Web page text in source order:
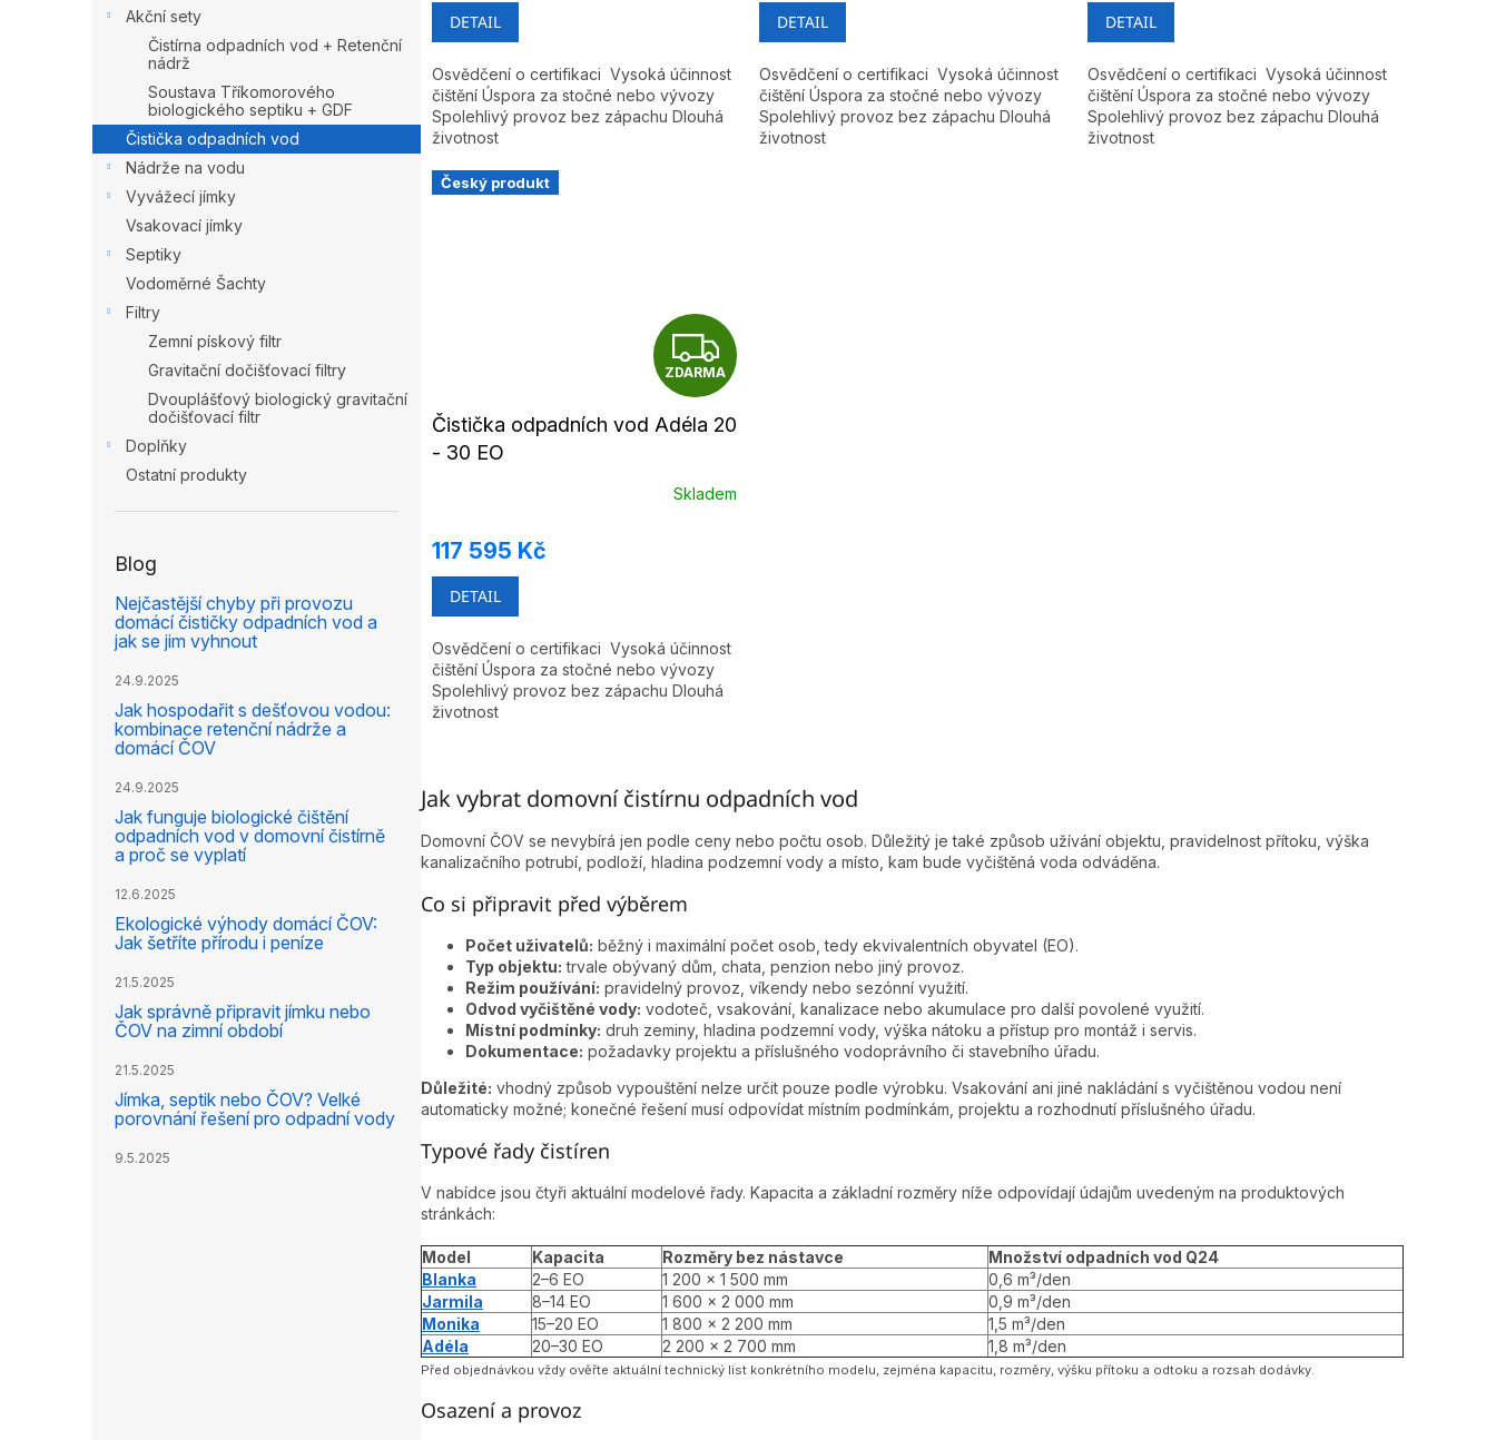
Akční sety
Čistírna odpadních vod + Retenční
nádrž
Soustava Tříkomorového
biologického septiku + GDF
Čistička odpadních vod
Nádrže na vodu
Vyvážecí jímky
Vsakovací jímky
Septiky
Vodoměrné Šachty
Filtry
Zemní pískový filtr
Gravitační dočišťovací filtry
Dvouplášťový biologický gravitační
dočišťovací filtr
Doplňky
Ostatní produkty
Blog
Nejčastější chyby při provozu
domácí čističky odpadních vod a
jak se jim vyhnout
24.9.2025
Jak hospodařit s dešťovou vodou:
kombinace retenční nádrže a
domácí ČOV
24.9.2025
Jak funguje biologické čištění
odpadních vod v domovní čistírně
a proč se vyplatí
12.6.2025
Ekologické výhody domácí ČOV:
Jak šetříte přírodu i peníze
21.5.2025
Jak správně připravit jímku nebo
ČOV na zimní období
21.5.2025
Jímka, septik nebo ČOV? Velké
porovnání řešení pro odpadní vody
9.5.2025
DETAIL
Osvědčení o certifikaci Vysoká účinnost
čištění Úspora za stočné nebo vývozy
Spolehlivý provoz bez zápachu Dlouhá
životnost
DETAIL
Osvědčení o certifikaci Vysoká účinnost
čištění Úspora za stočné nebo vývozy
Spolehlivý provoz bez zápachu Dlouhá
životnost
DETAIL
Osvědčení o certifikaci Vysoká účinnost
čištění Úspora za stočné nebo vývozy
Spolehlivý provoz bez zápachu Dlouhá
životnost
Český produkt
Z
D
A
R
ZDARMA
Čistička odpadních vod Adéla 20
- 30 EO
Skladem
117 595 Kč
DETAIL
Osvědčení o certifikaci Vysoká účinnost
čištění Úspora za stočné nebo vývozy
Spolehlivý provoz bez zápachu Dlouhá
životnost
d
a
r
v
k
y
v
ý
p
i
s
Jak vybrat domovní čistírnu odpadních vod
Domovní ČOV se nevybírá jen podle ceny nebo počtu osob. Důležitý je také způsob užívání objektu, pravidelnost přítoku, výška
kanalizačního potrubí, podloží, hladina podzemní vody a místo, kam bude vyčištěná voda odváděna.
Co si připravit před výběrem
Počet uživatelů: běžný i maximální počet osob, tedy ekvivalentních obyvatel (EO).
Typ objektu: trvale obývaný dům, chata, penzion nebo jiný provoz.
Režim používání: pravidelný provoz, víkendy nebo sezónní využití.
Odvod vyčištěné vody: vodoteč, vsakování, kanalizace nebo akumulace pro další povolené využití.
Místní podmínky: druh zeminy, hladina podzemní vody, výška nátoku a přístup pro montáž i servis.
Dokumentace: požadavky projektu a příslušného vodoprávního či stavebního úřadu.
Důležité: vhodný způsob vypouštění nelze určit pouze podle výrobku. Vsakování ani jiné nakládání s vyčištěnou vodou není
automaticky možné; konečné řešení musí odpovídat místním podmínkám, projektu a rozhodnutí příslušného úřadu.
Typové řady čistíren
V nabídce jsou čtyři aktuální modelové řady. Kapacita a základní rozměry níže odpovídají údajům uvedeným na produktových
stránkách:
Model Kapacita Rozměry bez nástavce
Množství odpadních vod Q24
Blanka
2–6 EO 1 200 × 1 500 mm
0,6 m³/den
Jarmila
8–14 EO 1 600 × 2 000 mm
0,9 m³/den
Monika
15–20 EO 1 800 × 2 200 mm
1,5 m³/den
Adéla
20–30 EO 2 200 × 2 700 mm 1,8 m³/den
Před objednávkou vždy ověřte aktuální technický list konkrétního modelu, zejména kapacitu, rozměry, výšku přítoku a odtoku a rozsah dodávky.
Osazení a provoz